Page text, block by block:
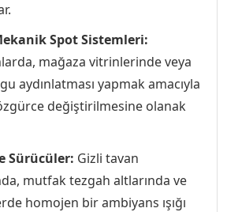
Spot Sistemleri:
mağaza vitrinlerinde veya
aydınlatması yapmak amacıyla
değiştirilmesine olanak
Sürücüler: Gizli tavan
mutfak tezgah altlarında ve
homojen bir ambiyans ışığı